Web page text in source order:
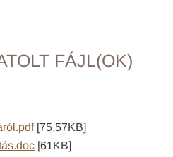
FÁJL(OK)
[75,57KB]
[61KB]